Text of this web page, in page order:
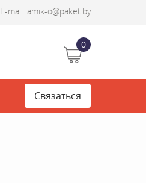
E-mail: amik-o@paket.by
0
Связаться